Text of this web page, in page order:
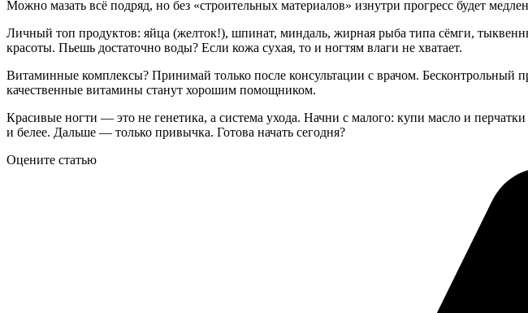
Можно мазать всё подряд, но без «строительных материалов» изнутри прогресс будет
Личный топ продуктов: яйца (желток!), шпинат, миндаль, жирная рыба типа сёмги,
красоты. Пьешь достаточно воды? Если кожа сухая, то и ногтям влаги не хватает.
Витаминные комплексы? Принимай только после консультации с врачом.
качественные витамины станут хорошим помощником.
Красивые ногти — это не генетика, а система ухода. Начни с малого: купи масло и
и белее. Дальше — только привычка. Готова начать сегодня?
Оцените статью